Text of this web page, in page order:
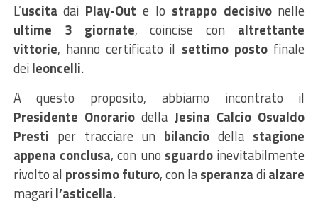
L’uscitadai Play-Out e lo strappo decisivonelle
ultime 3 giornate, coincise con altrettante
vittorie, hanno certificato il settimo posto finale
deileoncelli.
A questo proposito, abbiamo incontrato il
Presidente Onorario della Jesina Calcio Osvaldo
Presti per tracciare un bilancio della stagione
appena conclusa, con uno sguardo inevitabilmente
rivoltoal prossimo futuro, con lasperanzadialzare
magaril’asticella.